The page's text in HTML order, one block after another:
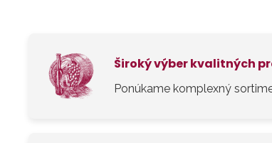
Široký výber kvalitných
Ponúkame komplexný